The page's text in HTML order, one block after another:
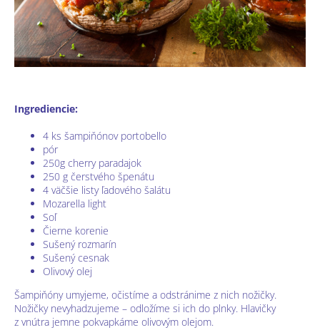
Ingrediencie:
4 ks šampiňónov portobello
pór
250g cherry paradajok
250 g čerstvého špenátu
4 väčšie listy ľadového šalátu
Mozarella light
Soľ
Čierne korenie
Sušený rozmarín
Sušený cesnak
Olivový olej
Šampiňóny umyjeme, očistíme a odstránime z nich nožičky.
Nožičky nevyhadzujeme – odložíme si ich do plnky. Hlavičky
z vnútra jemne pokvapkáme olivovým olejom.